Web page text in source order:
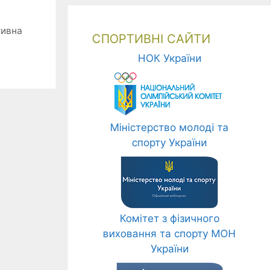
СПОРТИВНІ САЙТИ
НОК України
Міністерство молоді та
спорту України
Комітет з фізичного
виховання та спорту МОН
України